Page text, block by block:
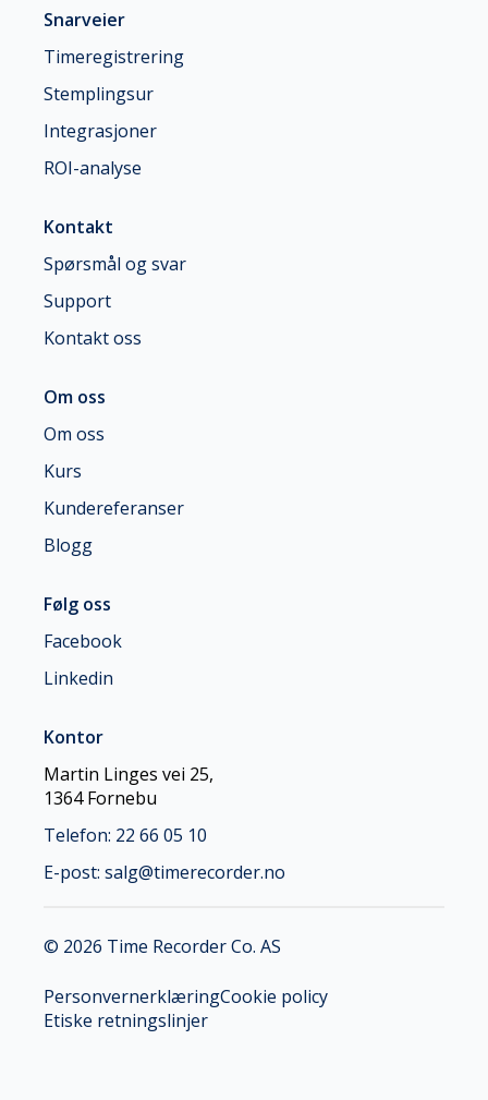
Snarveier
Timeregistrering
Stemplingsur
Integrasjoner
ROI-analyse
Kontakt
Spørsmål og svar
Support
Kontakt oss
Om oss
Om oss
Kurs
Kundereferanser
Blogg
Følg oss
Facebook
Linkedin
Kontor
Martin Linges vei 25,
1364 Fornebu
Telefon: 22 66 05 10
E-post: salg@timerecorder.no
© 2026 Time Recorder Co. AS
PersonvernerklæringCookie policy
Etiske retningslinjer